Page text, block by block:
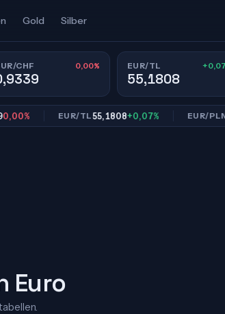
Gold Silber
CHF 0,00% EUR/TL
55,1808
EUR/TL55,1808+0,07% EUR/PLN
Euro